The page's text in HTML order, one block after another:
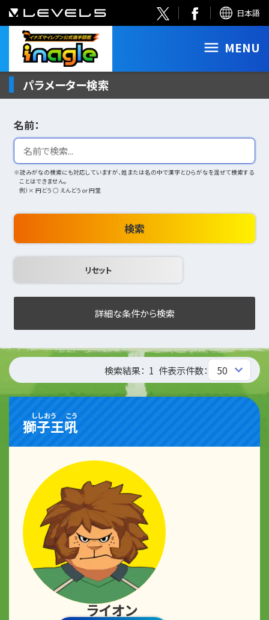
日本語
MENU
パラメーター検索
名前：
※読みがなの検索にも対応していますが、姓または名の中で漢字とひらがなを混ぜて検索する
ことはできません。
例）× 円どう ○ えんどう or 円堂
検索
詳細な条件から検索
検索結果： 1 件表示件数：
獅子王
ししおう
吼
こう
ライオン